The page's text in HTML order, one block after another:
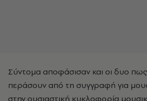
Σύντομα αποφάσισαν και οι δυο
περάσουν από τη συγγραφή για
στην ουσιαστική κυκλοφορία